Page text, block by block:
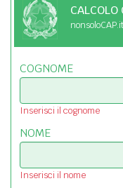
CALCOLO
nonsoloCAP.it
COGNOME
Inserisci il cognome
NOME
Inserisci il nome